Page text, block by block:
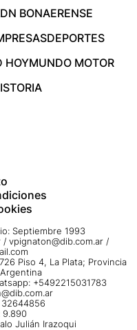
BONAERENSE
DEPORTES
HOYMUNDO MOTOR
Septiembre 1993
/ vpignaton@dib.com.ar /
Piso 4, La Plata; Provincia
+5492215031783
32644856
9.890
Julián Irazoqui